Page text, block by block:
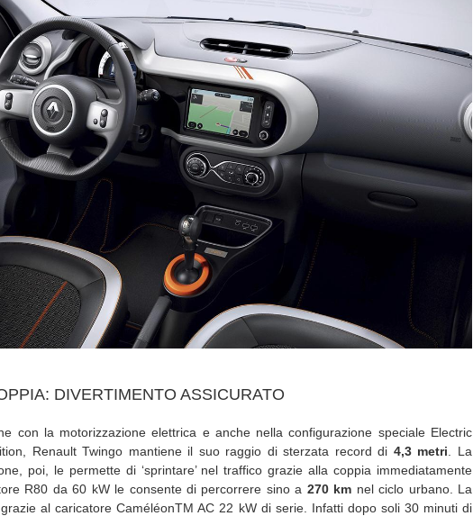
DIVERTIMENTO ASSICURATO
con la motorizzazione elettrica e anche nella configurazione speciale Electric
Renault Twingo mantiene il suo raggio di sterzata record di 4,3 metri . La
poi, le permette di ‘sprintare’ nel traffico grazie alla coppia immediatamente
R80 da 60 kW le consente di percorrere sino a 270 km nel ciclo urbano. La
al caricatore CaméléonTM AC 22 kW di serie. Infatti dopo soli 30 minuti di